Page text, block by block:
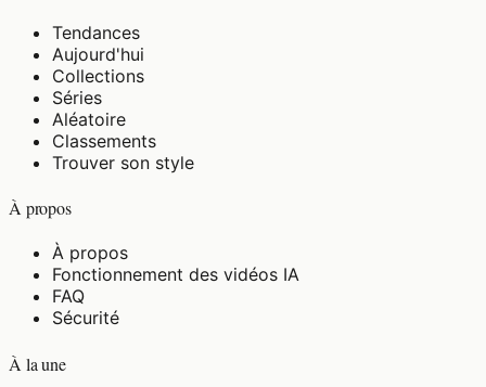
Tendances
Aujourd'hui
Collections
Séries
Aléatoire
Classements
Trouver son style
À propos
À propos
Fonctionnement des vidéos IA
FAQ
Sécurité
À la une